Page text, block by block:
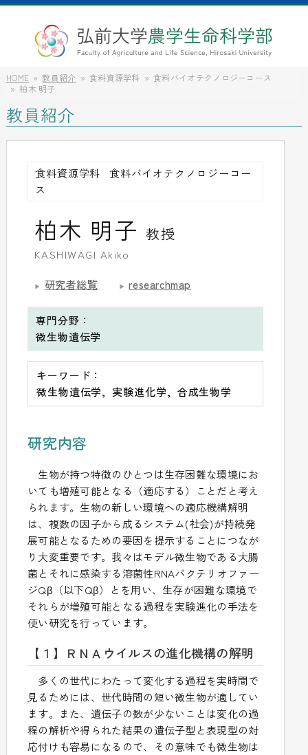
HOME 教員紹介 食料資源学科
食料バイオテクノロジーコース
柏木 明子
教員紹介
食料資源学科
食料バイオテクノロジーコー
ス
柏木 明子 教授
KASHIWAGI Akiko
研究者総覧 researchmap
専門分野：
微生物遺伝学
キーワード：
微生物遺伝学
実験進化学 合成生物学
研究内容
生物が持つ特徴のひとつは生存困難な環境にお
いても増殖可能となる（適応する）ことだと考え
られます。生物の新しい環境への適応機構解明
は、複数の因子から成るシステム(社会)が持続発
展可能となるための要因を提示することにつなが
り大変重要です。我々はモデル微生物である大腸
菌とそれに感染する溶菌性RNAバクテリオファー
ジQβ（以下Qβ）とを用い、生存が困難な環境で
それらが増殖可能となる過程を実験進化の手法を
使い研究を行っています。
【１】ＲＮＡウイルスの進化機構の解明
多くの世代にわたって変化する過程を実時間で
見るためには、世代時間の短い微生物が適してい
ます。また、遺伝子の数が少ないことは変化の過
程の解析や得られた結果の遺伝子型と表現型の対
応付けも容易になるので、その意味でも微生物は